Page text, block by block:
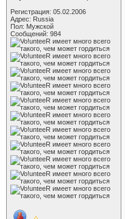
Регистрация: 05.02.2006
Адрес: Russia
Пол: Мужской
Сообщений: 984